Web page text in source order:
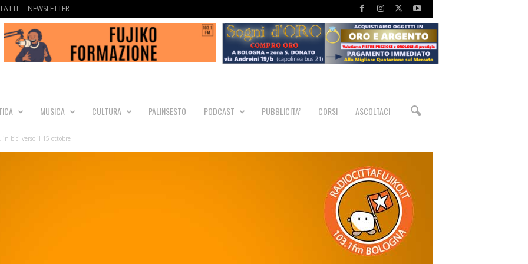
NEWSLETTER
MUSICA CULTURA PALINSESTO PODCAST PUBBLICITA’ CORSI ASCOLTACI
in bici verso il 15 ottobre